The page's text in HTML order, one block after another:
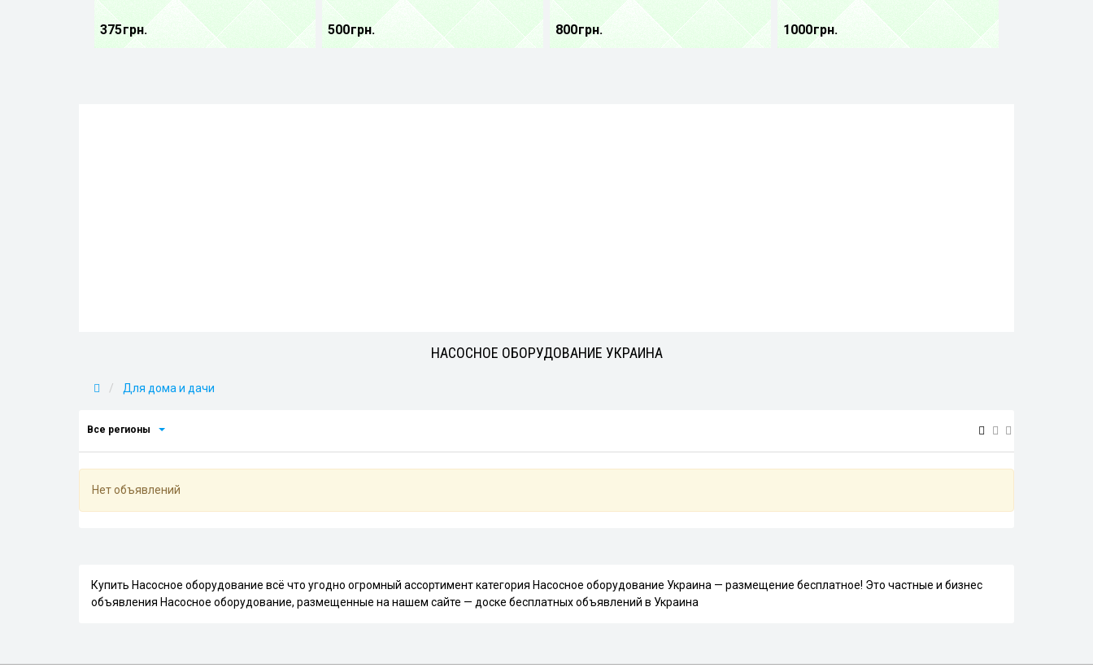
375 грн. 500 грн. 800 грн. 1000 грн.
НАСОСНОЕ ОБОРУДОВАНИЕ УКРАИНА
Для дома и дачи
Все регионы
Нет объявлений
Купить Насосное оборудование всё что угодно огромный ассортимент категория Насосное оборудование Украина — размещение бесплатное! Это частные и бизнес
объявления Насосное оборудование, размещенные на нашем сайте — доске бесплатных объявлений в Украина